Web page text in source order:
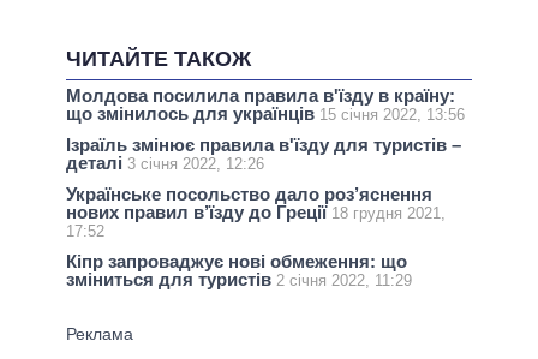
ЧИТАЙТЕ ТАКОЖ
Молдова посилила правила в'їзду в країну:
що змінилось для українців 15 січня 2022, 13:56
Ізраїль змінює правила в'їзду для туристів –
деталі 3 січня 2022, 12:26
Українське посольство дало роз’яснення
нових правил в’їзду до Греції 18 грудня 2021,
17:52
Кіпр запроваджує нові обмеження: що
зміниться для туристів 2 січня 2022, 11:29